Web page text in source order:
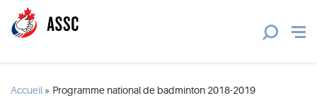
Accueil » Programme national de badminton 2018-2019